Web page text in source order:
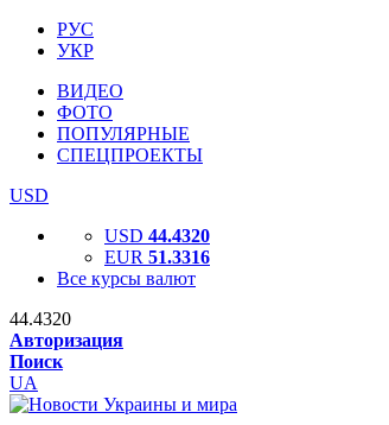
РУС
УКР
ВИДЕО
ФОТО
ПОПУЛЯРНЫЕ
СПЕЦПРОЕКТЫ
USD
USD 44.4320
EUR 51.3316
Все курсы валют
44.4320
Авторизация
Поиск
UA